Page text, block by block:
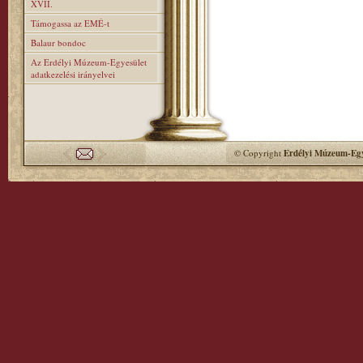
XVII.
Támogassa az EMÉ-t
Balaur bondoc
Az Erdélyi Múzeum-Egyesület
adatkezelési irányelvei
© CopyrightErdélyi Múzeum-